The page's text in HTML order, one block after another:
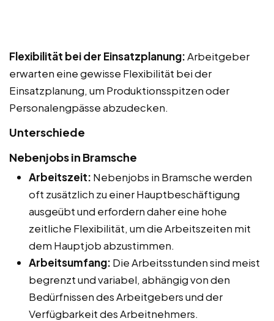
Flexibilität bei der Einsatzplanung:Arbeitgeber
erwarten eine gewisse Flexibilität bei der
Einsatzplanung, um Produktionsspitzen oder
Personalengpässe abzudecken.
Unterschiede
Nebenjobs in Bramsche
Arbeitszeit: Nebenjobs in Bramsche werden
oft zusätzlich zu einer Hauptbeschäftigung
ausgeübt und erfordern daher eine hohe
zeitliche Flexibilität, um die Arbeitszeiten mit
dem Hauptjob abzustimmen.
Arbeitsumfang: Die Arbeitsstunden sind meist
begrenzt und variabel, abhängig von den
Bedürfnissen des Arbeitgebers und der
Verfügbarkeit des Arbeitnehmers.